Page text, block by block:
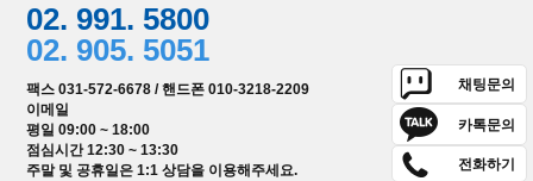
02. 991. 5800
02. 905. 5051
팩스 031-572-6678 / 핸드폰 010-3218-2209
이메일
평일 09:00 ~ 18:00
점심시간 12:30 ~ 13:30
주말 및 공휴일은 1:1 상담을 이용해주세요.
채팅문의
카톡문의
전화하기